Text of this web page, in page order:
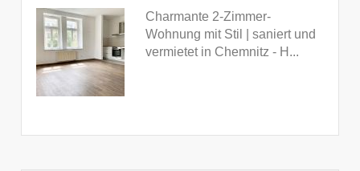
Charmante 2-Zimmer-
Wohnung mit Stil | saniert und
vermietet in Chemnitz - H...